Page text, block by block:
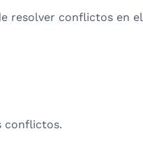
resolver conflictos en
conflictos.